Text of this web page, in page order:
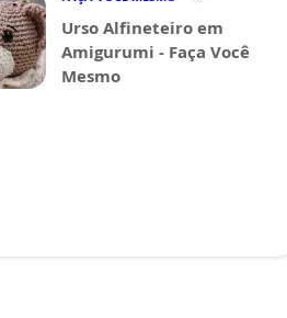
Urso Alfineteiro em
Amigurumi - Faça Você
Mesmo